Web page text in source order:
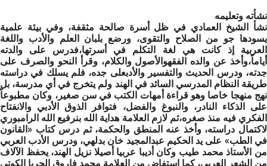
نشأته وتعليمه
نشأ الشيخ العمادي في ظل أسرة صالحة مثقفة، وفي بيئة علمية
يسودها جو من الصلاح والتقوى، ورضع بلبان العلم والأدب واللغة
العربية إذ كانت هي لغة التكلم في أسرتها،فدرس على والدته
أياماً،وأخذ عن والده الفقهوالأصول والكلام، وقرأ النحو والصرف على
جدته، ودرس الحديث والتفسير والأدبعلى جده، فلم يسلك في دراسته
طريقة النظام المدرسي السائد في الهند ولم يتخرج في أي مدرسة، بل
نهج منهجا خاصا وهو قراءة أمهات الكتب في سن صغير، وكان مطبوعاً
على الذكاء النادر، والنبوغ والفضل، فتوافر الذوق الأدبي والانفتاح
الفكري فيه منذ صغره،ثم لازم العلامة هداية الله بنرفيع الله الرامبوري
لاكتمال دراسته، وأخذ عنه المنطق والحكمة، ثم درس كتاب «القانون
في الطب» على يد الحكيم عبدالمجيد خان بدلهي، ودرس الأدب العربي
من الأستاذ محمد طيب وكان أديبا عربيا أصيلا نزيل الهند، يحفظ الآلاف
من الشعر العربي، كما استفاض من العلامة محمد فاروق الجريا الكوتي